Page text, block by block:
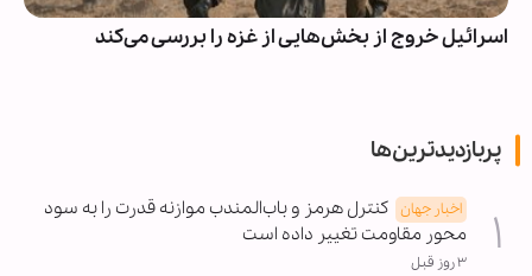
اسرائیل خروج از بخش‌هایی از غزه را بررسی می‌کند
پربازدیدترین‌ها
اخبار جهان کنترل هرمز و باب‌المندب موازنه قدرت را به سود
محور مقاومت تغییر داده است
۳ روز قبل